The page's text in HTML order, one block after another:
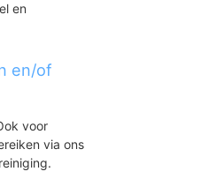
en
en/of
voor
via ons